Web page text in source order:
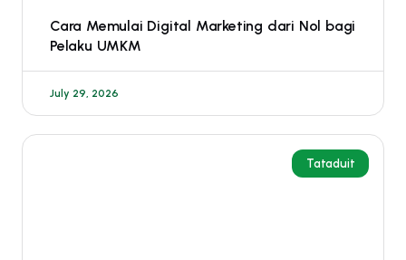
Cara Memulai Digital Marketing dari Nol bagi
Pelaku UMKM
July 29, 2026
Tataduit